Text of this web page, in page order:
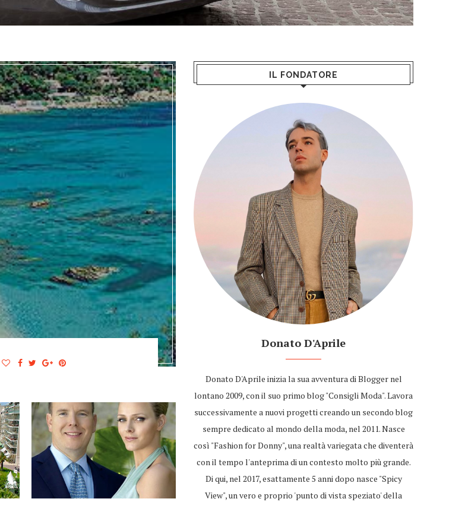
IL FONDATORE
Donato D'Aprile
Donato D'Aprile inizia la sua avventura di Blogger nel
lontano 2009, con il suo primo blog "Consigli Moda". Lavora
successivamente a nuovi progetti creando un secondo blog
sempre dedicato al mondo della moda, nel 2011. Nasce
così "Fashion for Donny", una realtà variegata che diventerà
con il tempo l'anteprima di un contesto molto più grande.
Di qui, nel 2017, esattamente 5 anni dopo nasce "Spicy
View", un vero e proprio 'punto di vista speziato' della